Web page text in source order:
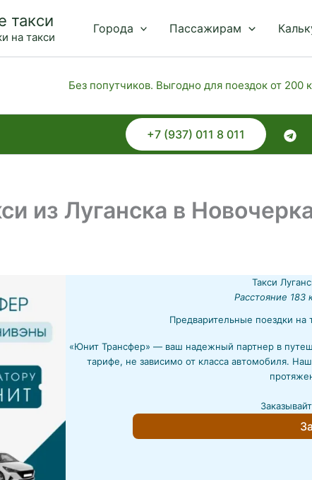
такси
на такси
Города Пассажирам
Без попутчиков. Выгодно для поездок от 200
+7 (937) 011 8 011
из Луганска в
Такси
Расстояние 183
Предварительные поездки на
«Юнит Трансфер» — ваш надежный партнер в
тарифе, не зависимо от класса автомобиля.